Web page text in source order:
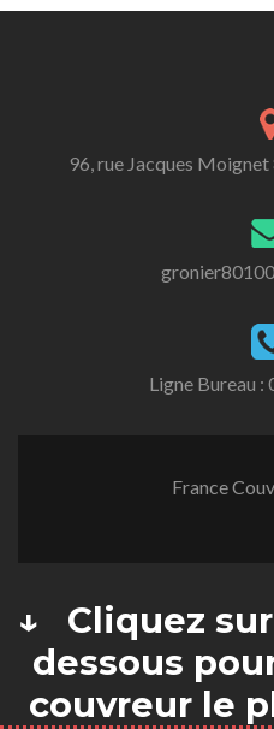
96, rue Jacques
Ligne Bureau :
France
↓ Cliquez
dessous
couvreur le